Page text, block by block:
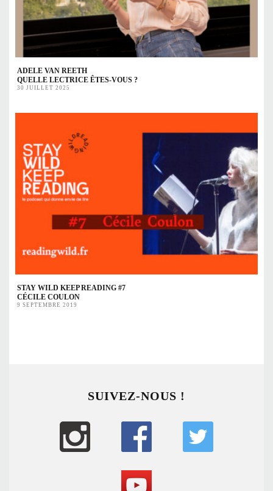
ADELE VAN REETH
QUELLE LECTRICE ÊTES-VOUS ?
30 JUILLET 2025
STAY WILD KEEP READING #7
CÉCILE COULON
9 SEPTEMBRE 2019
SUIVEZ-NOUS !